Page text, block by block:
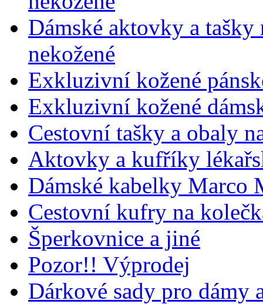
Dámské aktovky a
nekožené
Exkluzivní kožené
Exkluzivní kožené
Cestovní tašky a obaly
Aktovky a kufříky
Dámské kabelky Marco
Cestovní kufry na
Šperkovnice a jiné
Pozor!! Výprodej
Dárkové sady pro dámy